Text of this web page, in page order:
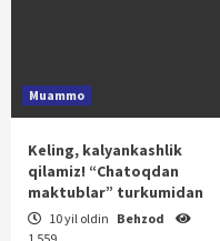
Muammo
Keling, kalyankashlik
qilamiz! “Chatoqdan
maktublar” turkumidan
10 yil oldin Behzod